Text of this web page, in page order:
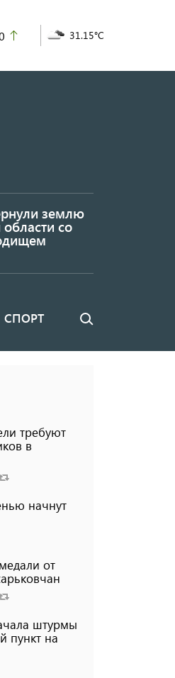
31.15°C
землю
со
СПОРТ Поиск
требуют
в
начнут
от
штурмы
пункт на